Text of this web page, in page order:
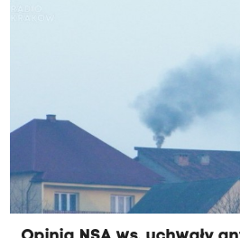
Smogowy. Arkit obawia się